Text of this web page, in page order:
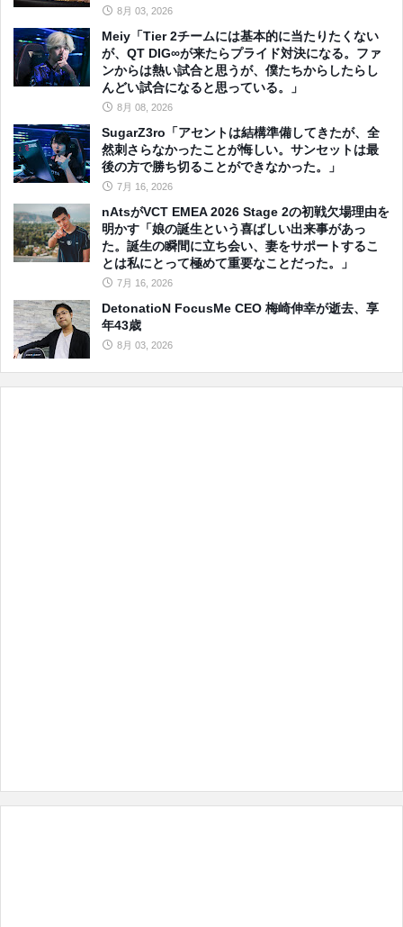
8月 03, 2026
Meiy「Tier 2チームには基本的に当たりたくない
が、QT DIG∞が来たらプライド対決になる。ファ
ンからは熱い試合と思うが、僕たちからしたらし
んどい試合になると思っている。」
8月 08, 2026
SugarZ3ro「アセントは結構準備してきたが、全
然刺さらなかったことが悔しい。サンセットは最
後の方で勝ち切ることができなかった。」
7月 16, 2026
nAtsがVCT EMEA 2026 Stage 2の初戦欠場理由を
明かす「娘の誕生という喜ばしい出来事があっ
た。誕生の瞬間に立ち会い、妻をサポートするこ
とは私にとって極めて重要なことだった。」
7月 16, 2026
DetonatioN FocusMe CEO 梅崎伸幸が逝去、享
年43歳
8月 03, 2026